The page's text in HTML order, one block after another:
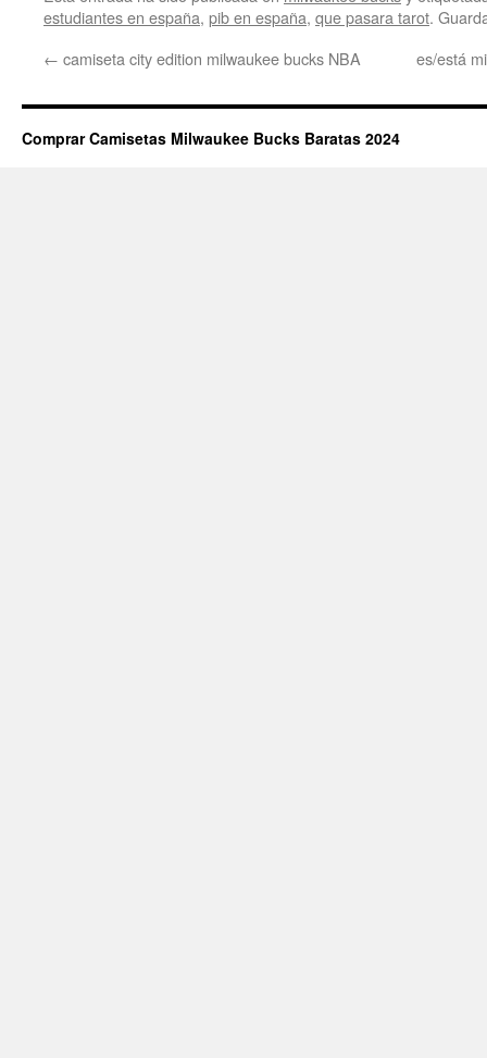
estudiantes en españa, pib en españa, que pasara tarot.
← camiseta city edition milwaukee bucks NBA es/está
Comprar Camisetas Milwaukee Bucks Baratas 2024